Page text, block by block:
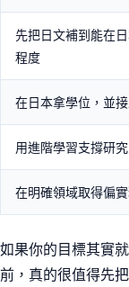
先把日文補到能在
程度
在日本拿學位，並
用進階學習支撐研
在明確領域取得偏
如果你的目標其實
前，真的很值得先